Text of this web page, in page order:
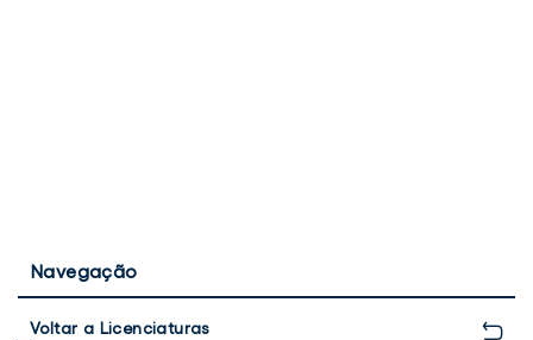
Navegação
Voltar a Licenciaturas